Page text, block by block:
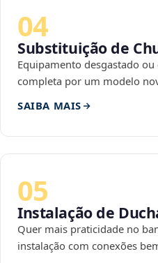
04
Substituição de
Equipamento desgastado ou
completa por um modelo
SAIBA MAIS
05
Instalação de
Quer mais praticidade no
instalação com conexões